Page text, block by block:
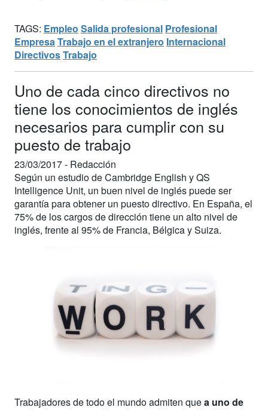
TAGS: Empleo Salida profesional Profesional
Empresa Trabajo en el extranjero Internacional
DirectivosTrabajo
Uno de cada cinco directivos no
tiene los conocimientos de inglés
necesarios para cumplir con su
puesto de trabajo
23/03/2017 - Redacción
Según un estudio de Cambridge English y QS
Intelligence Unit, un buen nivel de inglés puede ser
garantía para obtener un puesto directivo. En España, el
75% de los cargos de dirección tiene un alto nivel de
inglés, frente al 95% de Francia, Bélgica y Suiza.
Trabajadores de todo el mundo admiten quea uno de